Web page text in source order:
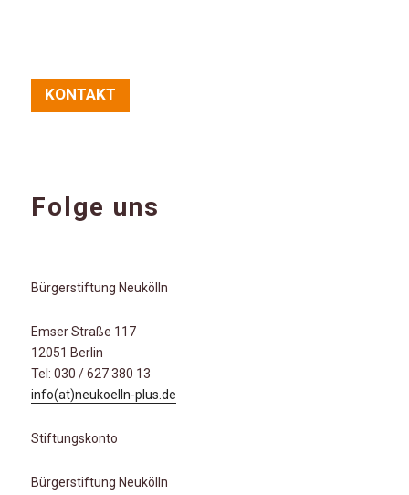
KONTAKT
Folge uns
Bürgerstiftung Neukölln
Emser Straße 117
12051 Berlin
Tel: 030 / 627 380 13
info(at)neukoelln-plus.de
Stiftungskonto
Bürgerstiftung Neukölln